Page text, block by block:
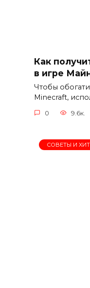
Как
в игре
Чтобы
Minecraft,
0 9.6к.
СОВЕТЫ И